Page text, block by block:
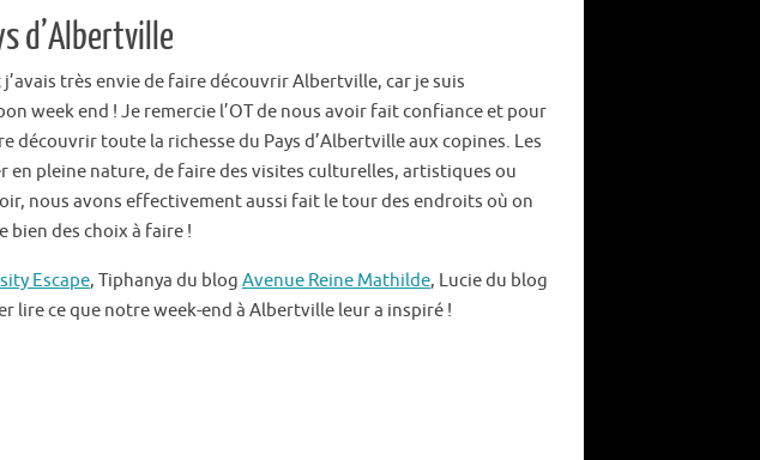
d’Albertville
j’avais très envie de faire découvrir Albertville, car je suis
week end ! Je remercie l’OT de nous avoir fait confiance et pour
découvrir toute la richesse du Pays d’Albertville aux copines. Les
pleine nature, de faire des visites culturelles, artistiques ou
nous avons effectivement aussi fait le tour des endroits où on
bien des choix à faire !
Escape, Tiphanya du blog Avenue Reine Mathilde, Lucie du blog
lire ce que notre week-end à Albertville leur a inspiré !